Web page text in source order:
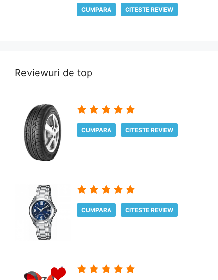
CUMPARA CITESTE REVIEW
Reviewuri de top
CUMPARA CITESTE REVIEW
CUMPARA CITESTE REVIEW